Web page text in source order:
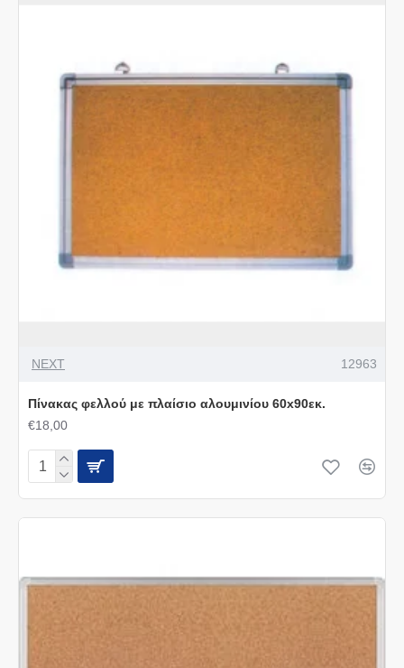
NEXT 12963
Πίνακας φελλού με πλαίσιο αλουμινίου 60x90εκ.
€18,00